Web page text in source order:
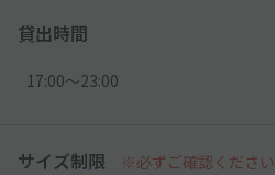
貸出時間
17:00〜23:00
サイズ制限 ※必ずご確認ください